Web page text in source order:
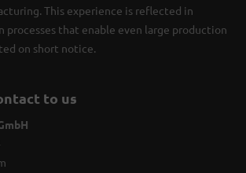
This experience is reflected in
processes that enable even large production
on short notice.
to us